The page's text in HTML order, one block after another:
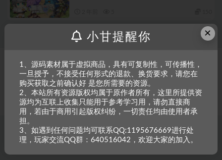
Copyright © 2023 小甘牛人资源网 - All rights reserved
粤ICP备2023002201
号-1
本站是一个坚持做精品资源的网站，会长期坚持更新资源，以共享为原则，尊
重原创，如需搬资源请先与站长沟通，恶意搬运封禁账号。
×
小甘提醒你
1、源码素材属于虚拟商品，具有可复制性，可传播性，
一旦授予，不接受任何形式的退款、换货要求，请您在
购买获取之前确认好 是您所需要的资源。
2、本站所有资源版权均属于原作者所有，这里所提供资
源均为互联上收集只能用于参考学习用，请勿直接商
用，若由于商用引起版权纠纷，一切责任均由使用者承
担。
3、如遇到任何问题均可联系QQ:1195676669进行处
理，玩家交流QQ群：640516042，欢迎大家的加入。